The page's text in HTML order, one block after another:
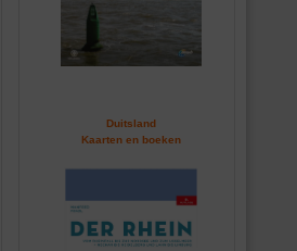
Duitsland
Kaarten en boeken